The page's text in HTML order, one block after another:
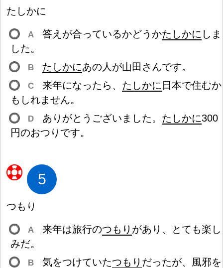
たしかに
A 答えが合っているかどうかたしかに しま
した。
B たしかにあの 人 が山 田 さんです。
C 来年になったら、 たしかに 日 本で住むか
もしれません。
D ありがとうございました。 たしかに300
円のおつりです。
5
つもり
A 来年は旅行のつもり があり、とても楽 し
みだ。
B 気をつけていたつもり だったが、 風邪を